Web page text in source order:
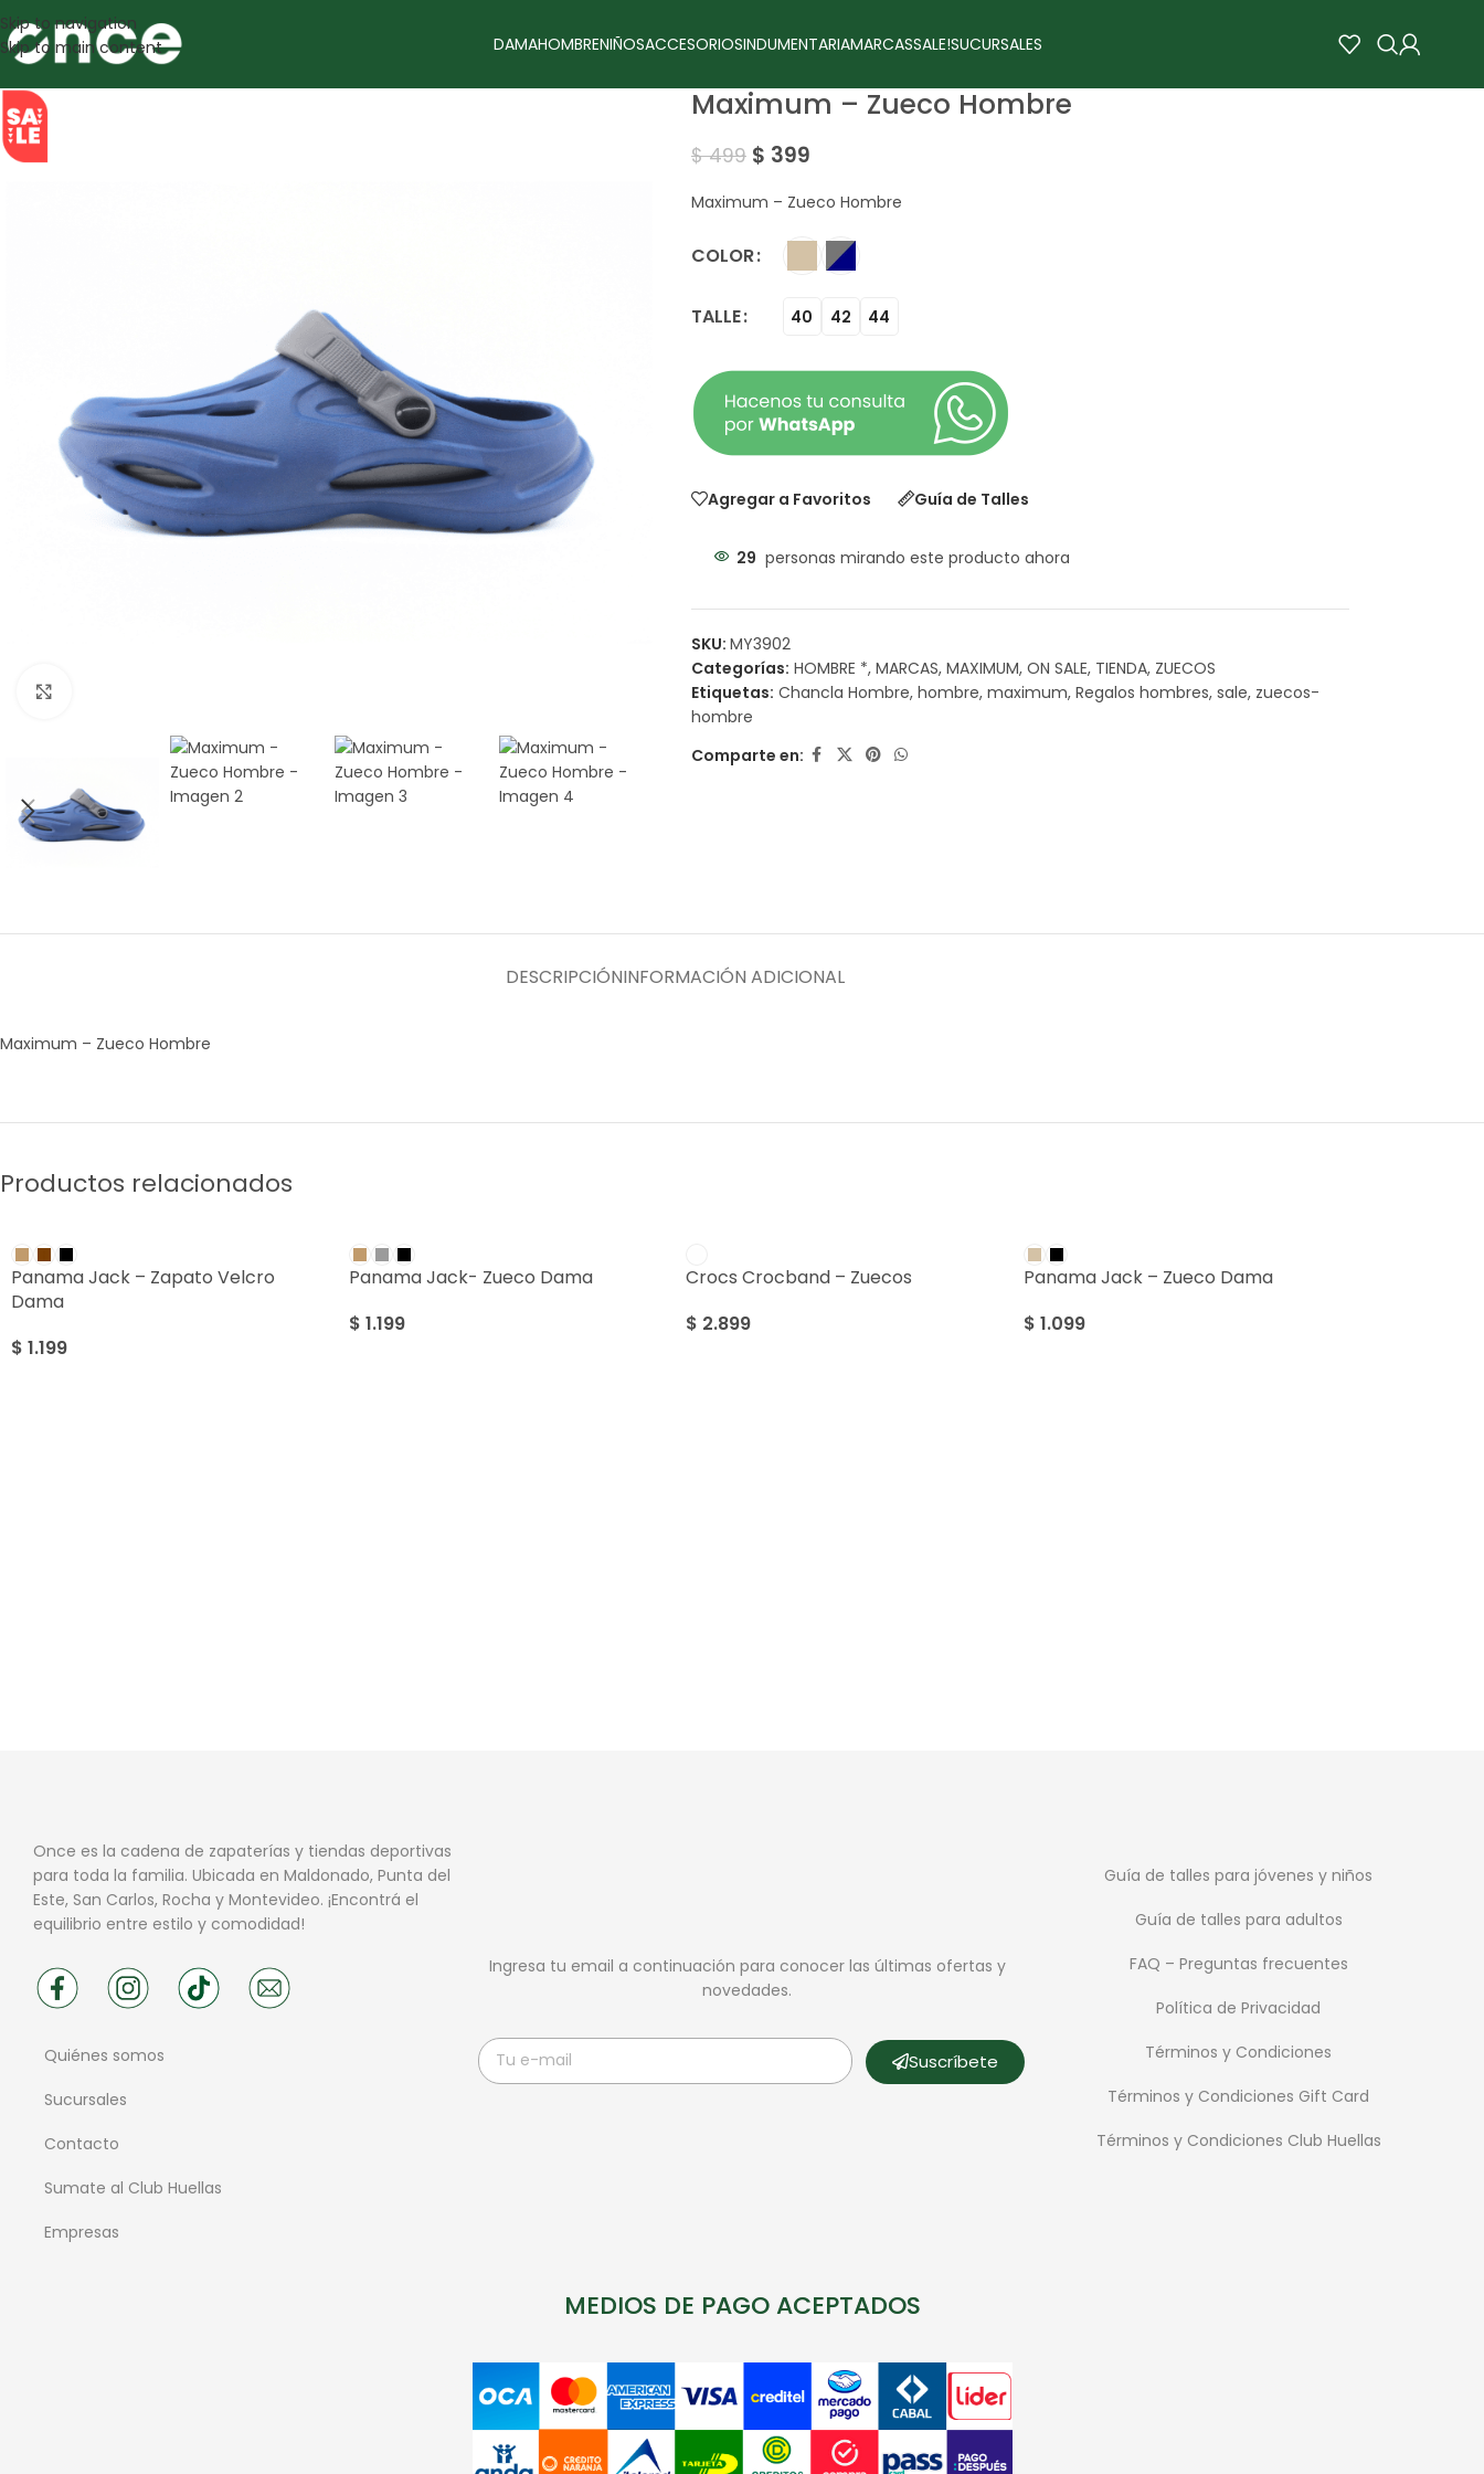
Skip to navigation
Skip to main content
DAMAHOMBRENIÑOSACCESORIOSINDUMENTARIAMARCASSALE!SUCURSALES
SALE Maximum – Zueco Hombre
$499 $ 399
Maximum – Zueco Hombre
COLOR
TALLE 40 42 44
Agregar a Favoritos Guía de Talles
29 personas mirando este producto ahora
SKU: MY3902
Categorías: HOMBRE *, MARCAS, MAXIMUM, ON SALE, TIENDA, ZUECOS
Etiquetas: Chancla Hombre, hombre, maximum, Regalos hombres, sale, zuecos-
hombre
Comparte en:
DESCRIPCIÓNINFORMACIÓN ADICIONAL
Maximum – Zueco Hombre
Productos relacionados
Panama Jack – Zapato Velcro
Dama
$ 1.199
Panama Jack- Zueco Dama
$ 1.199
Crocs Crocband – Zuecos
$ 2.899
Panama Jack – Zueco Dama
$ 1.099
Once es la cadena de zapaterías y tiendas deportivas
para toda la familia. Ubicada en Maldonado, Punta del
Este, San Carlos, Rocha y Montevideo. ¡Encontrá el
equilibrio entre estilo y comodidad!
Quiénes somos
Sucursales
Contacto
Sumate al Club Huellas
Empresas
Ingresa tu email a continuación para conocer las últimas ofertas y
novedades.
Suscríbete
Guía de talles para jóvenes y niños
Guía de talles para adultos
FAQ – Preguntas frecuentes
Política de Privacidad
Términos y Condiciones
Términos y Condiciones Gift Card
Términos y Condiciones Club Huellas
MEDIOS DE PAGO ACEPTADOS